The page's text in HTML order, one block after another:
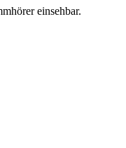
einsehbar.